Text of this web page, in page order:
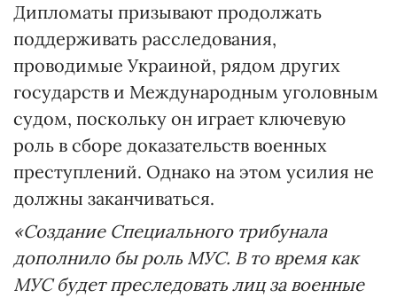
Дипломаты призывают продолжать
поддерживать расследования,
проводимые Украиной, рядом других
государств и Международным уголовным
судом, поскольку он играет ключевую
роль в сборе доказательств военных
преступлений. Однако на этом усилия не
должны заканчиваться.
«Создание Специального трибунала
дополнило бы роль МУС. В то время как
МУС будет преследовать лиц за военные